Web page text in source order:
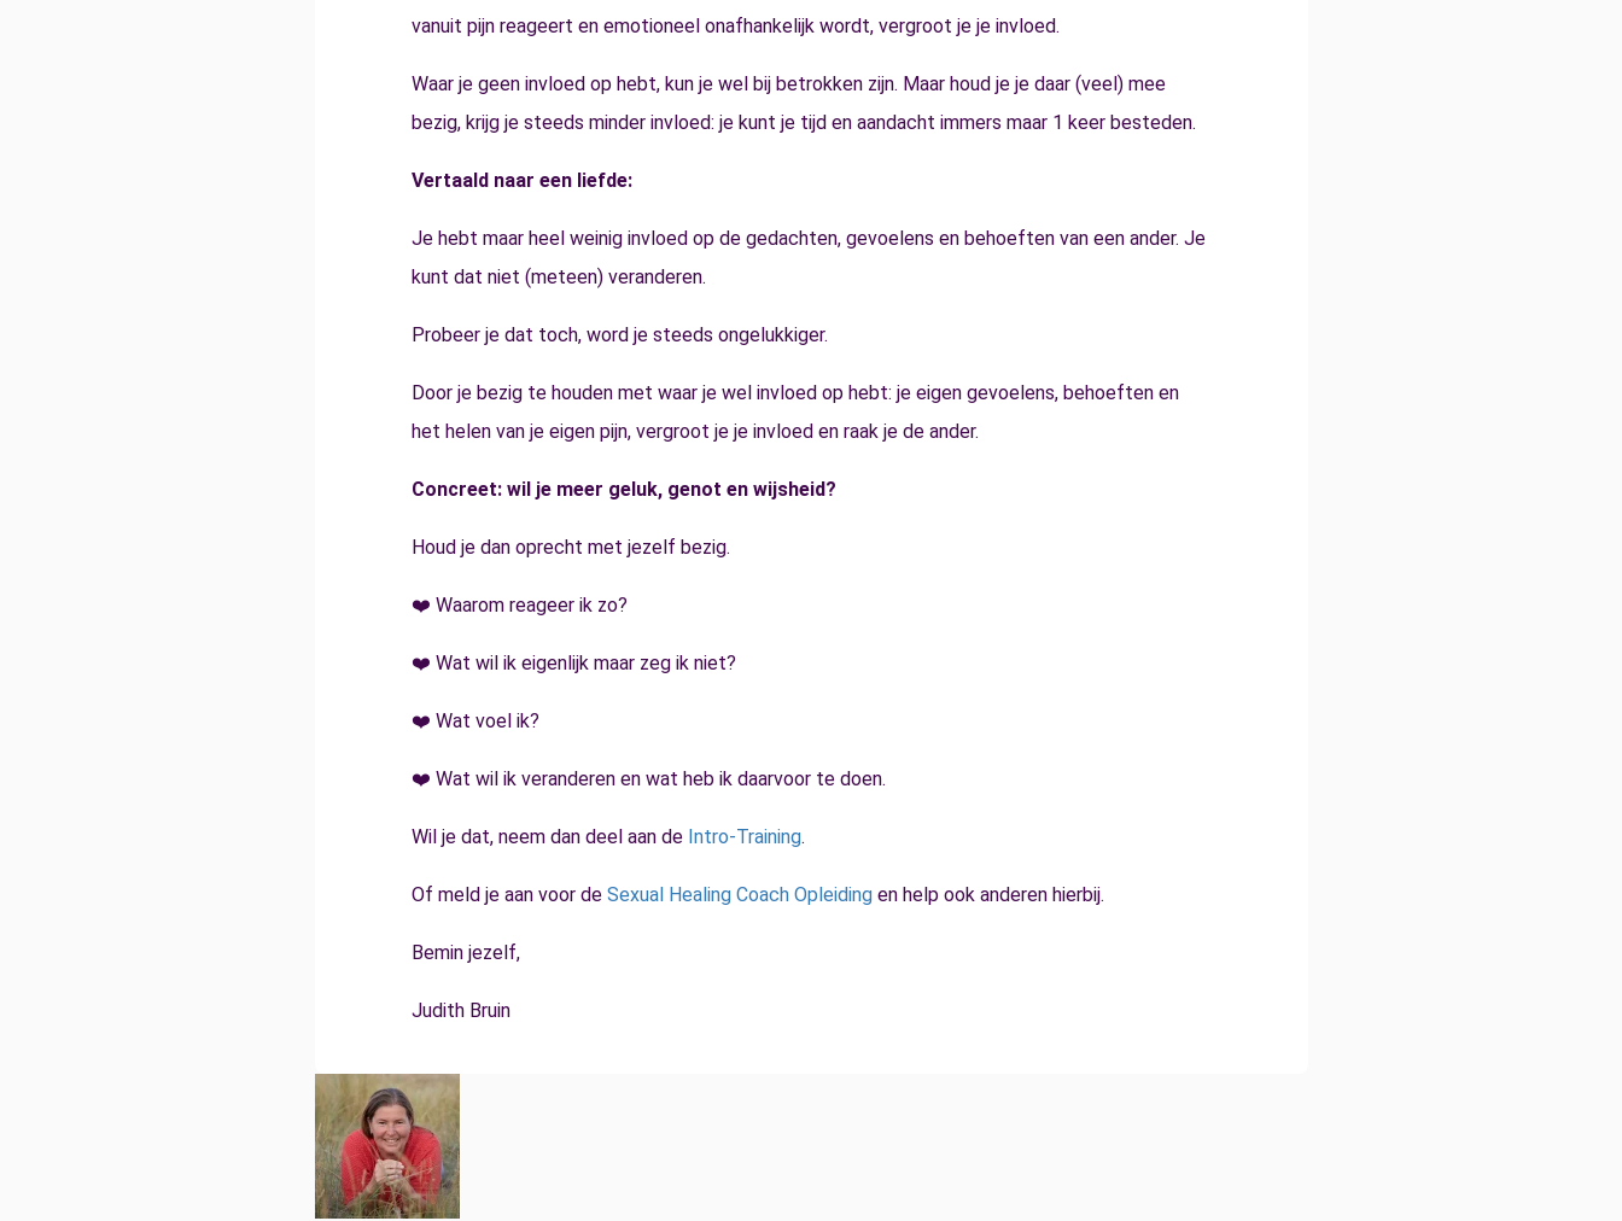
vanuit pijn reageert en emotioneel onafhankelijk wordt, vergroot je je invloed.
Waar je geen invloed op hebt, kun je wel bij betrokken zijn. Maar houd je je daar (veel) mee
bezig, krijg je steeds minder invloed: je kunt je tijd en aandacht immers maar 1 keer besteden.
Vertaald naar een liefde:
Je hebt maar heel weinig invloed op de gedachten, gevoelens en behoeften van een ander. Je
kunt dat niet (meteen) veranderen.
Probeer je dat toch, word je steeds ongelukkiger.
Door je bezig te houden met waar je wel invloed op hebt: je eigen gevoelens, behoeften en
het helen van je eigen pijn, vergroot je je invloed en raak je de ander.
Concreet: wil je meer geluk, genot en wijsheid?
Houd je dan oprecht met jezelf bezig.
❤️ Waarom reageer ik zo?
❤️ Wat wil ik eigenlijk maar zeg ik niet?
❤️ Wat voel ik?
❤️ Wat wil ik veranderen en wat heb ik daarvoor te doen.
Wil je dat, neem dan deel aan de Intro-Training.
Of meld je aan voor de Sexual Healing Coach Opleidingen help ook anderen hierbij.
Bemin jezelf,
Judith Bruin